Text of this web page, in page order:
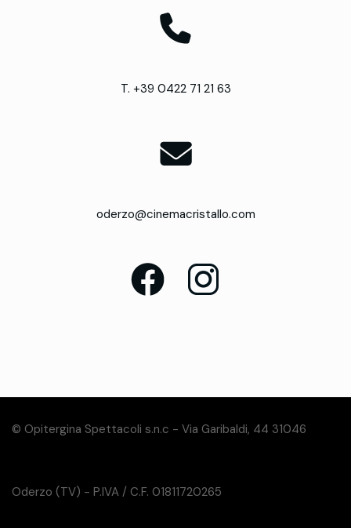
T. +39 0422 71 21 63
oderzo@cinemacristallo.com
© Opitergina Spettacoli s.n.c - Via Garibaldi, 44 31046
Oderzo (TV) - P.IVA / C.F. 01811720265